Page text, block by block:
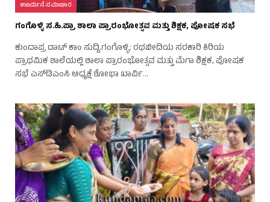
ಊರ್ಮನೆ ಸಮಾಚಾರ
ಗಂಗೊಳ್ಳಿ ಸ.ಹಿ.ಪ್ರಾ ಶಾಲಾ ಪ್ರಾರಂಭೋತ್ಸವ ಮತ್ತು ಶಿಕ್ಷಕ, ಪೋಷಕ ಸಭೆ
ಕುಂದಾಪ್ರ ಡಾಟ್‌ ಕಾಂ ಸುದ್ದಿ.ಗಂಗೊಳ್ಳಿ: ರಥಬೀದಿಯ ಸರಕಾರಿ ಕಿರಿಯ
ಪ್ರಾಥಮಿಕ ಶಾಲೆಯಲ್ಲಿ ಶಾಲಾ ಪ್ರಾರಂಭೋತ್ಸವ ಮತ್ತು ಮೆಗಾ ಶಿಕ್ಷಕ, ಪೋಷಕ
ಸಭೆ ಎಸ್‌ಡಿಎಂಸಿ ಅಧ್ಯಕ್ಷೆ ಶೋಭಾ ಖಾರ್ವಿ…